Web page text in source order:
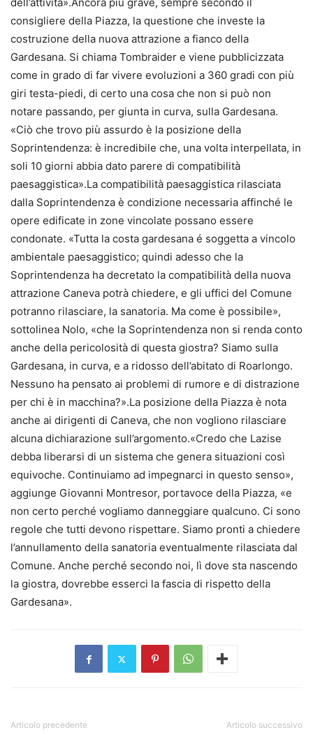
dell’attività».Ancora più grave, sempre secondo il
consigliere della Piazza, la questione che investe la
costruzione della nuova attrazione a fianco della
Gardesana. Si chiama Tombraider e viene pubblicizzata
come in grado di far vivere evoluzioni a 360 gradi con più
giri testa-piedi, di certo una cosa che non si può non
notare passando, per giunta in curva, sulla Gardesana.
«Ciò che trovo più assurdo è la posizione della
Soprintendenza: è incredibile che, una volta interpellata, in
soli 10 giorni abbia dato parere di compatibilità
paesaggistica».La compatibilità paesaggistica rilasciata
dalla Soprintendenza è condizione necessaria affinché le
opere edificate in zone vincolate possano essere
condonate. «Tutta la costa gardesana é soggetta a vincolo
ambientale paesaggistico; quindi adesso che la
Soprintendenza ha decretato la compatibilità della nuova
attrazione Caneva potrà chiedere, e gli uffici del Comune
potranno rilasciare, la sanatoria. Ma come è possibile»,
sottolinea Nolo, «che la Soprintendenza non si renda conto
anche della pericolosità di questa giostra? Siamo sulla
Gardesana, in curva, e a ridosso dell’abitato di Roarlongo.
Nessuno ha pensato ai problemi di rumore e di distrazione
per chi è in macchina?».La posizione della Piazza è nota
anche ai dirigenti di Caneva, che non vogliono rilasciare
alcuna dichiarazione sull’argomento.«Credo che Lazise
debba liberarsi di un sistema che genera situazioni così
equivoche. Continuiamo ad impegnarci in questo senso»,
aggiunge Giovanni Montresor, portavoce della Piazza, «e
non certo perché vogliamo danneggiare qualcuno. Ci sono
regole che tutti devono rispettare. Siamo pronti a chiedere
l’annullamento della sanatoria eventualmente rilasciata dal
Comune. Anche perché secondo noi, lì dove sta nascendo
la giostra, dovrebbe esserci la fascia di rispetto della
Gardesana».
Articolo precedente Articolo successivo